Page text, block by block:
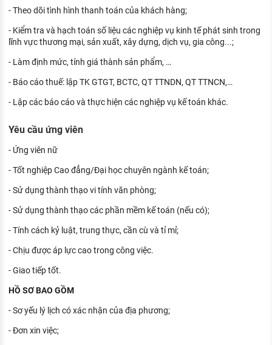
TUYỂN DỤNG VIỆC LÀM
- Theo dõi tình hình thanh toán của khách hàng;
- Kiểm tra và hạch toán số liệu các nghiệp vụ kinh tế phát sinh trong
lĩnh vực thương mại, sản xuất, xây dựng, dịch vụ, gia công...;
- Làm định mức, tính giá thành sản phẩm, …
- Báo cáo thuế: lập TK GTGT, BCTC, QT TTNDN, QT TTNCN,…
- Lập các báo cáo và thực hiện các nghiệp vụ kế toán khác.
Yêu cầu ứng viên
- Ứng viên nữ
- Tốt nghiệp Cao đẳng/Đại học chuyên ngành kế toán;
- Sử dụng thành thạo vi tính văn phòng;
- Sử dụng thành thạo các phần mềm kế toán (nếu có);
- Tính cách kỷ luật, trung thực, cần cù và tỉ mỉ;
- Chịu được áp lực cao trong công việc.
- Giao tiếp tốt.
HỒ SƠ BAO GỒM
- Sơ yếu lý lịch có xác nhận của địa phương;
- Đơn xin việc;